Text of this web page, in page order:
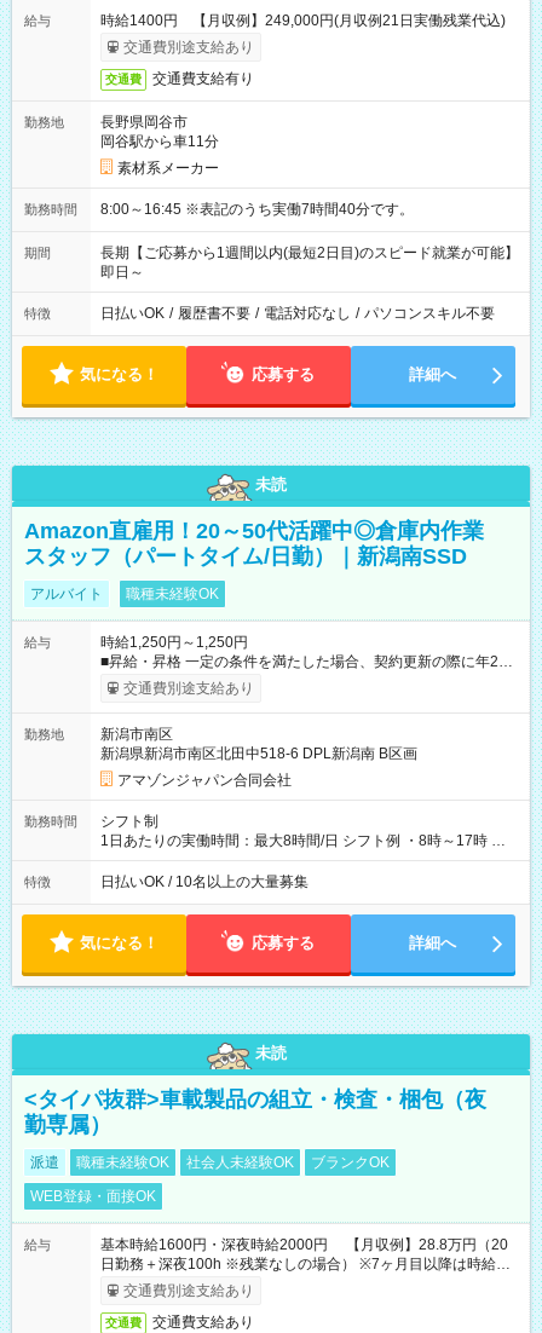
給与
時給1400円 【月収例】249,000円(月収例21日実働残業代込)
交通費別途支給あり
交通費 交通費支給有り
勤務地
長野県岡谷市
岡谷駅から車11分
素材系メーカー
勤務時間 8:00～16:45 ※表記のうち実働7時間40分です。
期間
長期【ご応募から1週間以内(最短2日目)のスピード就業が可能】
即日～
特徴 日払いOK / 履歴書不要 / 電話対応なし / パソコンスキル不要
気になる！ 応募する 詳細へ
未読
Amazon直雇用！20～50代活躍中◎倉庫内作業
スタッフ（パートタイム/日勤）｜新潟南SSD
アルバイト 職種未経験OK
給与
時給1,250円～1,250円
■昇給・昇格 一定の条件を満たした場合、契約更新の際に年2回
まで昇給の機会があります。 ■正社員登用制度あり ※月末締/翌
月25日支払い ※時間外手当、別途支給 ※深夜割増賃金 (22:00～
☆Amazon直雇用で安定して働けます！ 【試用期間】試用期間
あり 試用期間の長さ：1週間 雇用形態、給与は本採用時と同じ
です。
交通費別途支給あり
勤務地
新潟市南区
新潟県新潟市南区北田中518-6 DPL新潟南 B区画
アマゾンジャパン合同会社
勤務時間
シフト制
1日あたりの実働時間：最大8時間/日 シフト例 ・8時～17時 ・
12時～21時
特徴 日払いOK / 10名以上の大量募集
気になる！ 応募する 詳細へ
未読
<タイパ抜群>車載製品の組立・検査・梱包（夜
勤専属）
派遣 職種未経験OK 社会人未経験OK
ブランクOK
WEB登録・面接OK
給与
基本時給1600円・深夜時給2000円 【月収例】28.8万円（20
日勤務＋深夜100h ※残業なしの場合） ※7ヶ月目以降は時給
1230円・深夜時給1538円となります。
交通費別途支給あり
交通費 交通費支給あり